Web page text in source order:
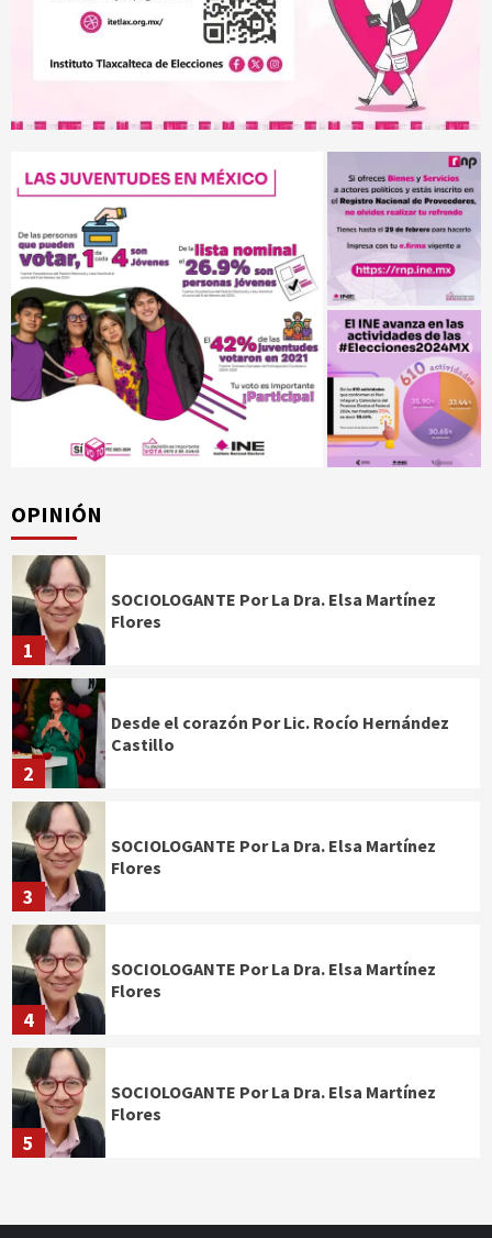
OPINIÓN
1
SOCIOLOGANTE Por La Dra. Elsa Martínez
Flores
2
Desde el corazón Por Lic. Rocío Hernández
Castillo
3
SOCIOLOGANTE Por La Dra. Elsa Martínez
Flores
4
SOCIOLOGANTE Por La Dra. Elsa Martínez
Flores
5
SOCIOLOGANTE Por La Dra. Elsa Martínez
Flores